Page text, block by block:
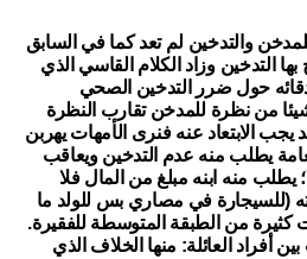
والتدخين لم تعد كما في السابق
التدخين وزاد الكلام القاسي الذي
حول ضرر التدخين الصحي
من نظرة للمدخن تقارب النظرة
الابتعاد عنه فنرى الأمهات يهربن
يطلب منه عدم التدخين ويعاقب
يطلب منه ابنه مبلغ من المال فلا
(للسيجارة في مصاري بس للولد ما
كثيرة من الطبقة المتوسطة للفقيرة.
أفراد العائلة: منها الخلاف الذي